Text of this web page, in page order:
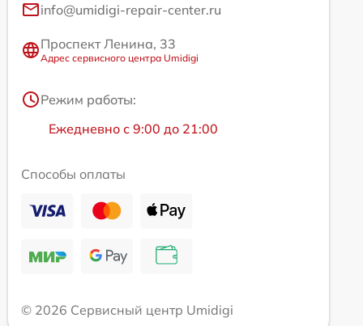
info@umidigi-repair-center.ru
Проспект Ленина, 33
Адрес сервисного центра Umidigi
Режим работы:
Ежедневно с 9:00 до 21:00
Способы оплаты
© 2026 Сервисный центр Umidigi